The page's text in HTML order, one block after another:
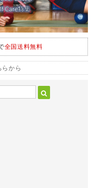
全国送料無料
から